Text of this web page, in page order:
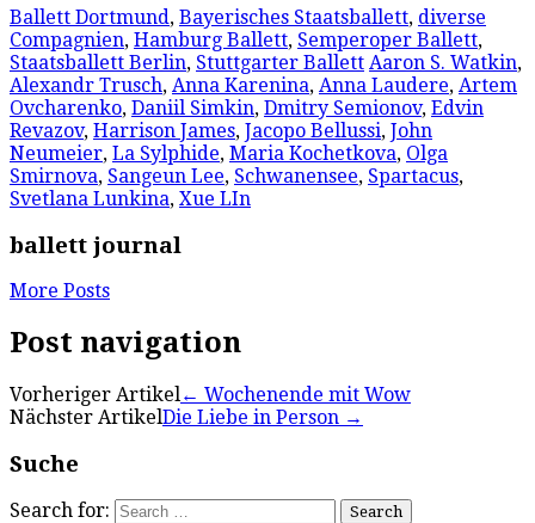
Ballett Dortmund, Bayerisches Staatsballett, diverse
Compagnien, Hamburg Ballett, Semperoper Ballett,
Staatsballett Berlin, Stuttgarter Ballett Aaron S. Watkin,
Alexandr Trusch, Anna Karenina, Anna Laudere, Artem
Ovcharenko, Daniil Simkin, Dmitry Semionov, Edvin
Revazov, Harrison James, Jacopo Bellussi, John
Neumeier, La Sylphide, Maria Kochetkova, Olga
Smirnova, Sangeun Lee, Schwanensee, Spartacus,
Svetlana Lunkina, Xue LIn
ballett journal
More Posts
Post navigation
Vorheriger Artikel← Wochenende mit Wow
Nächster ArtikelDie Liebe in Person →
Suche
Search for: